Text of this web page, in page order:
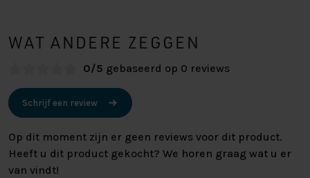
WAT ANDERE ZEGGEN
0/5 gebaseerd op 0 reviews
Schrijf een review
Op dit moment zijn er geen reviews voor dit product.
Heeft u dit product gekocht? We horen graag wat u er
van vindt!